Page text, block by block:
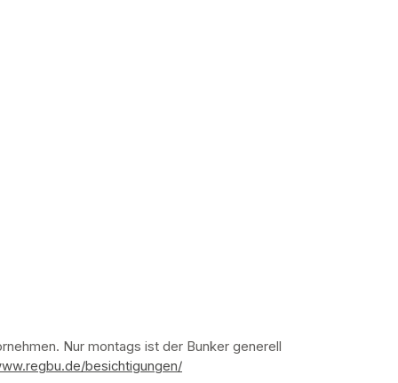
Nur montags ist der Bunker generell
besichtigungen/